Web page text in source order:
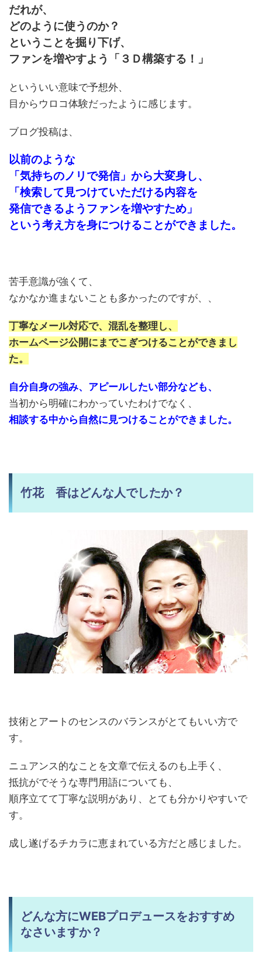
だれが、
どのように使うのか？
ということを掘り下げ、
ファンを増やすよう「３Ｄ構築する！」
といういい意味で予想外、
目からウロコ体験だったように感じます。
ブログ投稿は、
以前のような
「気持ちのノリで発信」から大変身し、
「検索して見つけていただける内容を
発信できるようファンを増やすため」
という考え方を身につけることができました。
苦手意識が強くて、
なかなか進まないことも多かったのですが、、
丁寧なメール対応で、混乱を整理し、
ホームページ公開にまでこぎつけることができまし
た。
自分自身の強み、アピールしたい部分なども、
当初から明確にわかっていたわけでなく、
相談する中から自然に見つけることができました。
竹花 香はどんな人でしたか？
技術とアートのセンスのバランスがとてもいい方で
す。
ニュアンス的なことを文章で伝えるのも上手く、
抵抗がでそうな専門用語についても、
順序立てて丁寧な説明があり、とても分かりやすいで
す。
成し遂げるチカラに恵まれている方だと感じました。
どんな方にWEBプロデュースをおすすめ
なさいますか？